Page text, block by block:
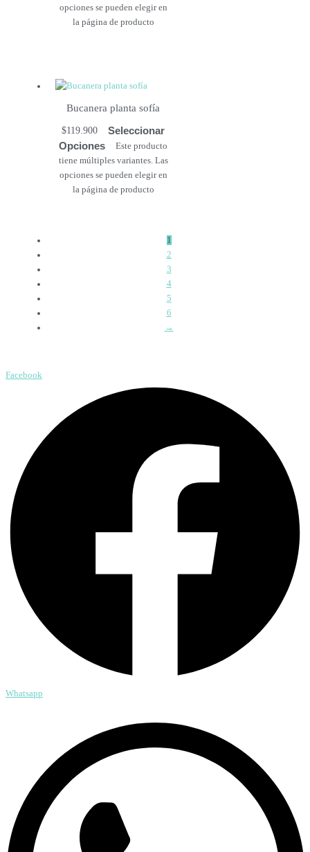
opciones se pueden elegir en
la página de producto
Bucanera planta sofía
$119.900
Seleccionar
Opciones
Este producto
tiene múltiples variantes. Las
opciones se pueden elegir en
la página de producto
1
2
3
4
5
6
→
Facebook
Whatsapp